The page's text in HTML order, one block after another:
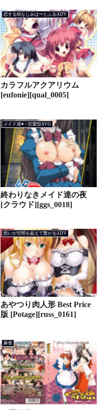
[fetish_0017]
恋する幼なじみは〜とふるADV
カラフルアクアリウム
[eufonie][qual_0005]
メイド凌●・狂愛型AVG
終わりなきメイド達の夜
[クラウド][ggs_0018]
想いが空間を超えて繋がるADV
あやつり肉人形 Best Price
版 [Potage][russ_0161]
麻雀